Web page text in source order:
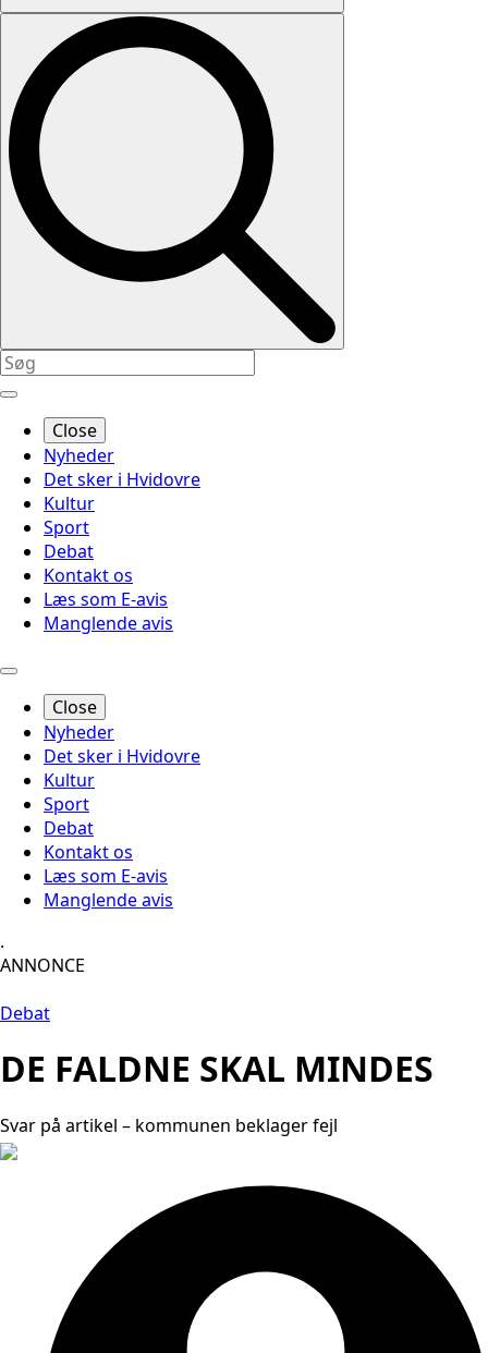
Close
Nyheder
Det sker i Hvidovre
Kultur
Sport
Debat
Kontakt os
Læs som E-avis
Manglende avis
Close
Nyheder
Det sker i Hvidovre
Kultur
Sport
Debat
Kontakt os
Læs som E-avis
Manglende avis
.
ANNONCE
Debat
DE FALDNE SKAL MINDES
Svar på artikel – kommunen beklager fejl